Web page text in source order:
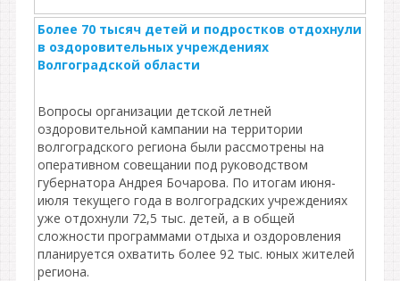
Более 70 тысяч детей и подростков отдохнули
в оздоровительных учреждениях
Волгоградской области
Вопросы организации детской летней
оздоровительной кампании на территории
волгоградского региона были рассмотрены на
оперативном совещании под руководством
губернатора Андрея Бочарова. По итогам июня-
июля текущего года в волгоградских учреждениях
уже отдохнули 72,5 тыс. детей, а в общей
сложности программами отдыха и оздоровления
планируется охватить более 92 тыс. юных жителей
региона.